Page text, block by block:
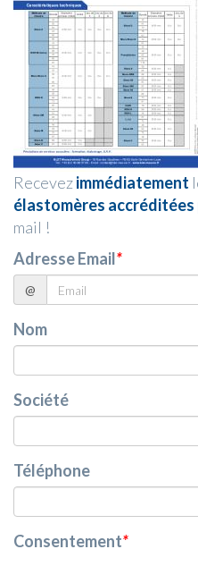
Recevezimmédiatement
élastomères
mail !
Adresse Email*
@
Nom
Société
Téléphone
Consentement*